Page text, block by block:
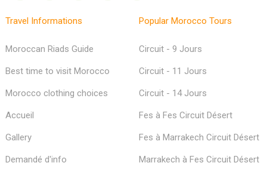
Travel Informations
Moroccan Riads Guide
Best time to visit Morocco
Morocco clothing choices
Accueil
Gallery
Demandé d'info
Popular Morocco Tours
Circuit - 9 Jours
Circuit - 11 Jours
Circuit - 14 Jours
Fes à Fes Circuit Désert
Fes à Marrakech Circuit Désert
Marrakech à Fes Circuit Désert